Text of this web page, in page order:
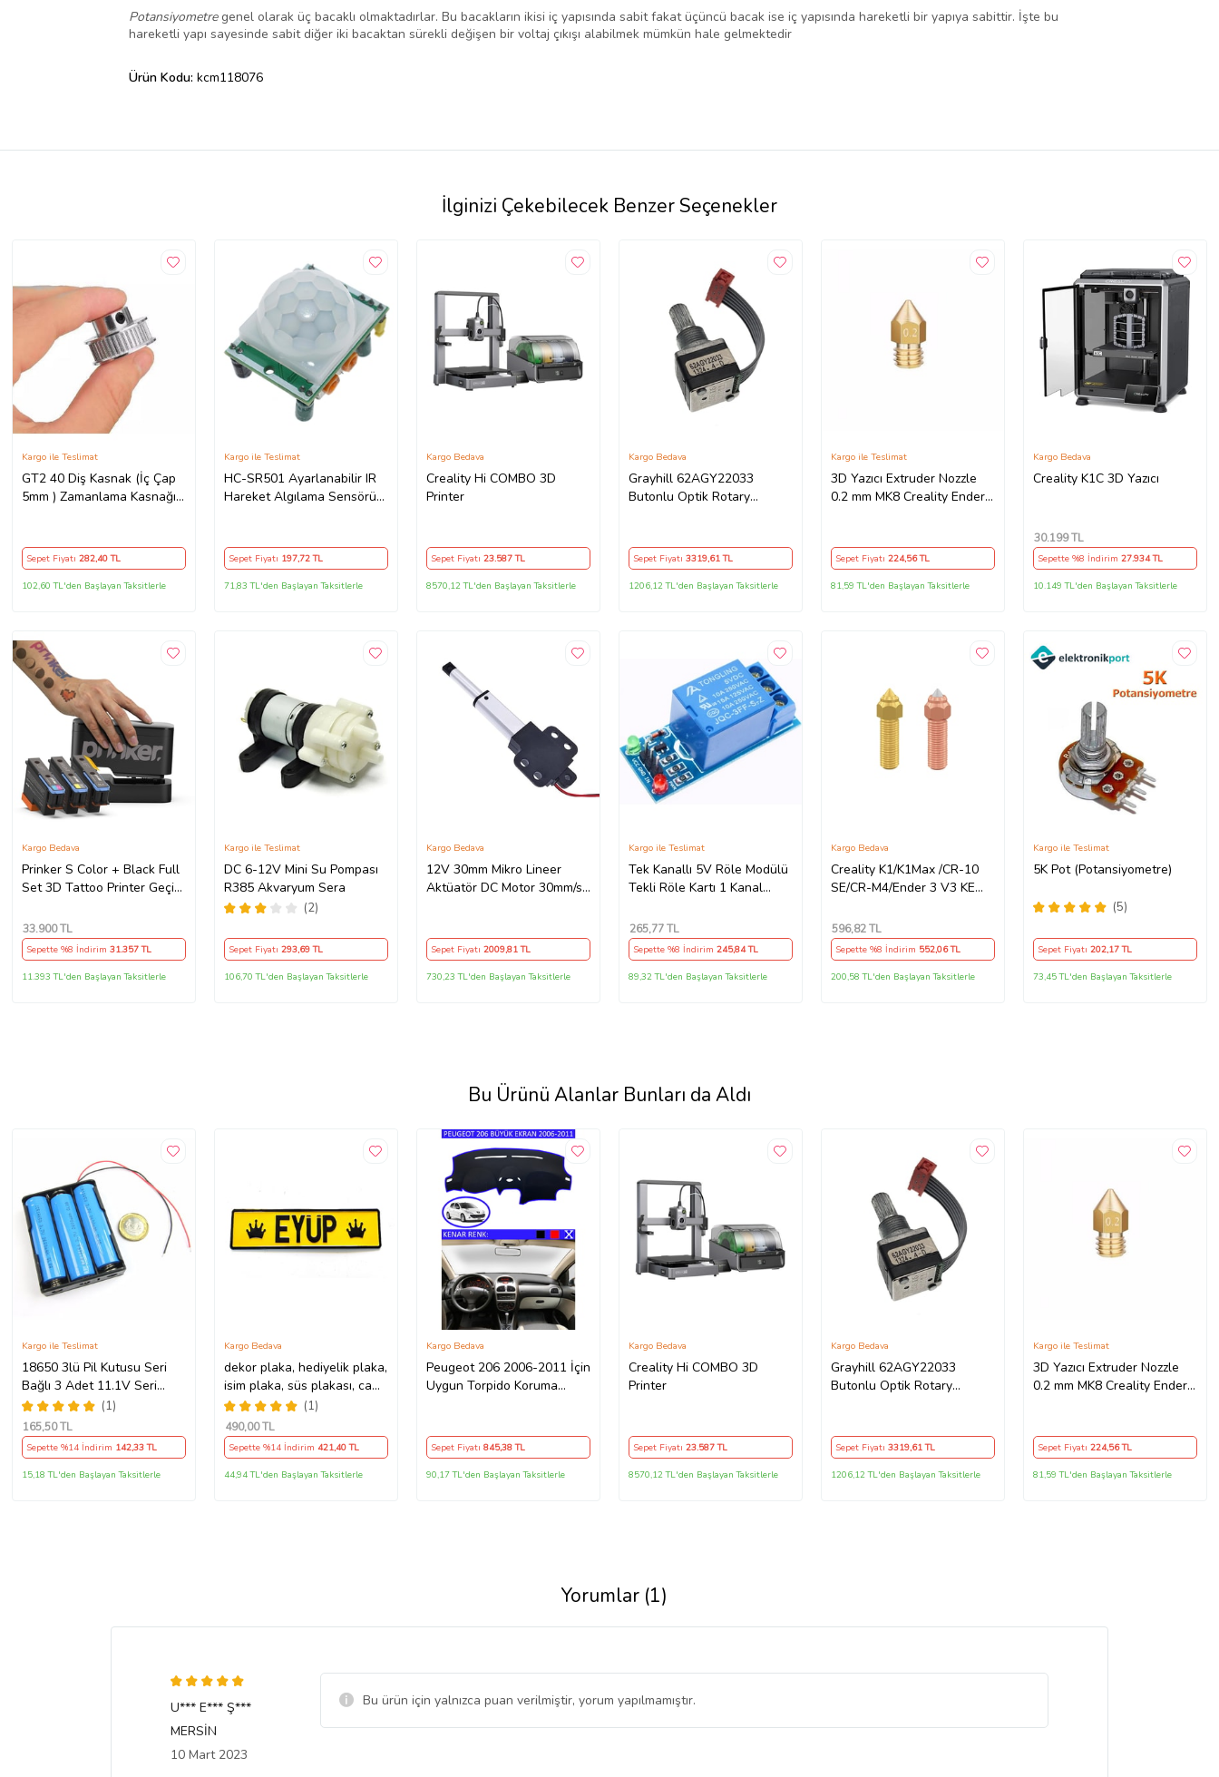
Potansiyometregenel olarak üç bacaklı olmaktadırlar. Bu bacakların ikisi iç yapısında sabit fakat üçüncü bacak ise iç yapısında hareketli bir yapıya sabittir. İşte bu
hareketli yapı sayesinde sabit diğer iki bacaktan sürekli değişen bir voltaj çıkışı alabilmek mümkün hale gelmektedir
Ürün Kodu: kcm118076
İlginizi Çekebilecek Benzer Seçenekler
GT2 40 Diş Kasnak (İç Çap
5mm ) Zamanlama Kasnağı
Kargo ile Teslimat
Sepet Fiyatı 282,40 TL
102,60 TL'den Başlayan Taksitlerle
HC-SR501 Ayarlanabilir IR
Hareket Algılama Sensörü
Kargo ile Teslimat
Sepet Fiyatı 197,72 TL
71,83 TL'den Başlayan Taksitlerle
Creality Hi COMBO 3D
Printer
Kargo Bedava
Sepet Fiyatı 23.587TL
8570,12 TL'den Başlayan Taksitlerle
Grayhill 62AGY22033
Butonlu Optik Rotary
Kargo Bedava
Sepet Fiyatı 3319,61 TL
1206,12 TL'den Başlayan Taksitlerle
3D Yazıcı Extruder Nozzle
0.2 mm MK8 Creality Ender
Kargo ile Teslimat
Sepet Fiyatı224,56 TL
81,59 TL'den Başlayan Taksitlerle
Creality K1C 3D Yazıcı
Kargo Bedava
30.199TL
Sepette %8 İndirim27.934TL
10.149 TL'den Başlayan Taksitlerle
Prinker S Color + Black Full
Set 3D Tattoo Printer Geçici
Kargo Bedava
33.900TL
Sepette %8 İndirim 31.357TL
11.393 TL'den Başlayan Taksitlerle
DC 6-12V Mini Su Pompası
R385 Akvaryum Sera
(2)
Kargo ile Teslimat
Sepet Fiyatı 293,69 TL
106,70 TL'den Başlayan Taksitlerle
12V 30mm Mikro Lineer
Aktüatör DC Motor 30mm/s
Kargo Bedava
Sepet Fiyatı 2009,81 TL
730,23 TL'den Başlayan Taksitlerle
Tek Kanallı 5V Röle Modülü
Tekli Röle Kartı 1 Kanal
Kargo ile Teslimat
265,77 TL
Sepette %8 İndirim 245,84 TL
89,32 TL'den Başlayan Taksitlerle
Creality K1/K1Max /CR-10
SE/CR-M4/Ender 3 V3 KE
Kargo Bedava
596,82 TL
Sepette %8 İndirim 552,06 TL
200,58 TL'den Başlayan Taksitlerle
5K Pot (Potansiyometre)
(5)
Kargo ile Teslimat
Sepet Fiyatı202,17 TL
73,45 TL'den Başlayan Taksitlerle
Bu Ürünü Alanlar Bunları da Aldı
18650 3lü Pil Kutusu Seri
Bağlı 3 Adet 11.1V Seri
Lityum Lion Batarya Yuvası
(1)
Kargo ile Teslimat
165,50 TL
Sepette %14 İndirim 142,33 TL
15,18 TL'den Başlayan Taksitlerle
dekor plaka, hediyelik plaka,
isim plaka, süs plakası, cam
önü plakası, tırcı plakası
(Sarı-Siyah)
(1)
Kargo Bedava
490,00 TL
Sepette %14 İndirim 421,40 TL
44,94 TL'den Başlayan Taksitlerle
Peugeot 206 2006-2011 İçin
Uygun Torpido Koruma
Kargo Bedava
Sepet Fiyatı 845,38 TL
90,17 TL'den Başlayan Taksitlerle
Creality Hi COMBO 3D
Printer
Kargo Bedava
Sepet Fiyatı 23.587TL
8570,12 TL'den Başlayan Taksitlerle
Grayhill 62AGY22033
Butonlu Optik Rotary
Kargo Bedava
Sepet Fiyatı3319,61 TL
1206,12 TL'den Başlayan Taksitlerle
3D Yazıcı Extruder Nozzle
0.2 mm MK8 Creality Ender
Kargo ile Teslimat
Sepet Fiyatı224,56 TL
81,59 TL'den Başlayan Taksitlerle
Yorumlar (1)
U*** E*** Ş***
MERSİN
10 Mart 2023
Bu ürün için yalnızca puan verilmiştir, yorum yapılmamıştır.